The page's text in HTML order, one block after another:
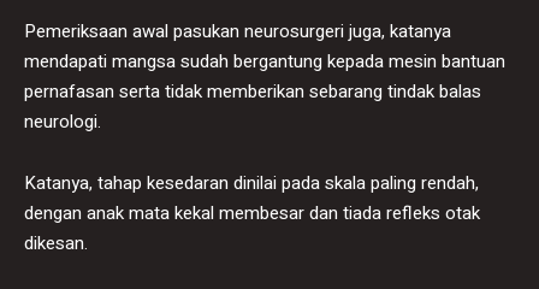
Pemeriksaan awal pasukan neurosurgeri juga, katanya
mendapati mangsa sudah bergantung kepada mesin bantuan
pernafasan serta tidak memberikan sebarang tindak balas
neurologi.
Katanya, tahap kesedaran dinilai pada skala paling rendah,
dengan anak mata kekal membesar dan tiada refleks otak
dikesan.